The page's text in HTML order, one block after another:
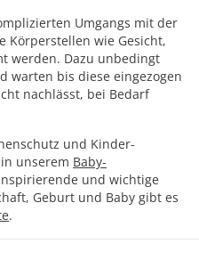
Umgangs mit der
Körperstellen wie Gesicht,
werden. Dazu unbedingt
warten bis diese eingezogen
nachlässt, bei Bedarf
und Kinder-
unserem Baby-
und wichtige
Geburt und Baby gibt es
.